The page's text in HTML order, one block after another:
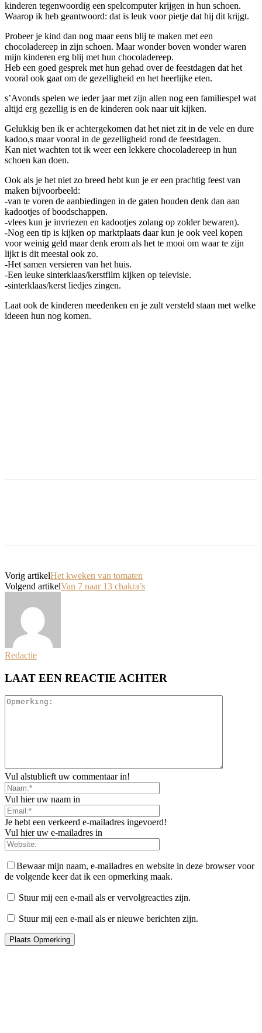
kinderen tegenwoordig een spelcomputer krijgen in hun schoen.
Waarop ik heb geantwoord: dat is leuk voor pietje dat hij dit krijgt.
Probeer je kind dan nog maar eens blij te maken met een
chocoladereep in zijn schoen. Maar wonder boven wonder waren
mijn kinderen erg blij met hun chocoladereep.
Heb een goed gesprek met hun gehad over de feestdagen dat het
vooral ook gaat om de gezelligheid en het heerlijke eten.
s’Avonds spelen we ieder jaar met zijn allen nog een familiespel wat
altijd erg gezellig is en de kinderen ook naar uit kijken.
Gelukkig ben ik er achtergekomen dat het niet zit in de vele en dure
kadoo,s maar vooral in de gezelligheid rond de feestdagen.
Kan niet wachten tot ik weer een lekkere chocoladereep in hun
schoen kan doen.
Ook als je het niet zo breed hebt kun je er een prachtig feest van
maken bijvoorbeeld:
-van te voren de aanbiedingen in de gaten houden denk dan aan
kadootjes of boodschappen.
-vlees kun je invriezen en kadootjes zolang op zolder bewaren).
-Nog een tip is kijken op marktplaats daar kun je ook veel kopen
voor weinig geld maar denk erom als het te mooi om waar te zijn
lijkt is dit meestal ook zo.
-Het samen versieren van het huis.
-Een leuke sinterklaas/kerstfilm kijken op televisie.
-sinterklaas/kerst liedjes zingen.
Laat ook de kinderen meedenken en je zult versteld staan met welke
ideeen hun nog komen.
Vorig artikelHet kweken van tomaten
Volgend artikelVan 7 naar 13 chakra’s
Redactie
LAAT EEN REACTIE ACHTER
Vul alstublieft uw commentaar in!
Vul hier uw naam in
Je hebt een verkeerd e-mailadres ingevoerd!
Vul hier uw e-mailadres in
Bewaar mijn naam, e-mailadres en website in deze browser voor
de volgende keer dat ik een opmerking maak.
Stuur mij een e-mail als er vervolgreacties zijn.
Stuur mij een e-mail als er nieuwe berichten zijn.